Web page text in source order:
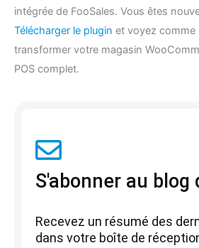
intégrée de FooSales. Vous êtes
Télécharger le plugin et voyez comme
transformer votre magasin
POS complet.
S'abonner au blog
Recevez un résumé des
dans votre boîte de